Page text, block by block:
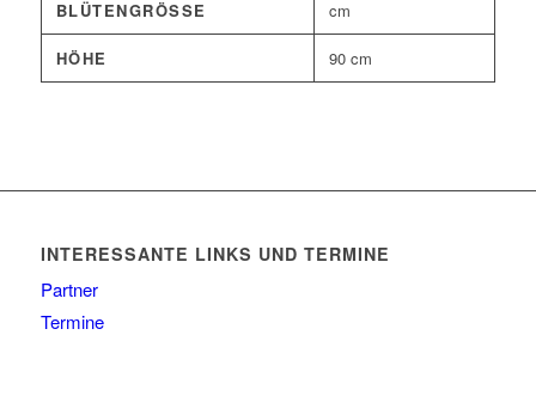
BLÜTENGRÖSSE cm
HÖHE 90 cm
INTERESSANTE LINKS UND TERMINE
Partner
Termine